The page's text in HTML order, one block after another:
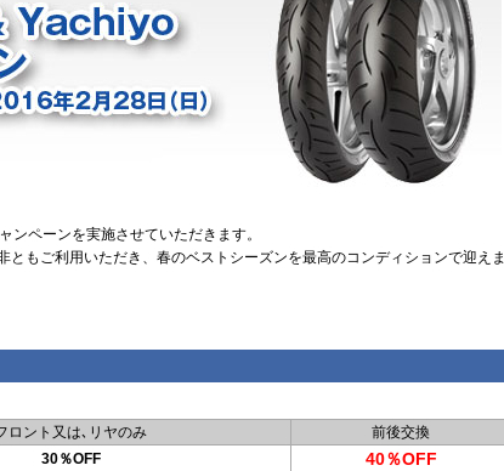
ペーンを実施させていただきます。
もご利用いただき、春のベストシーズンを最高のコンディションで迎えま
ロント又は､リヤのみ
前後交換
30％OFF 40％OFF